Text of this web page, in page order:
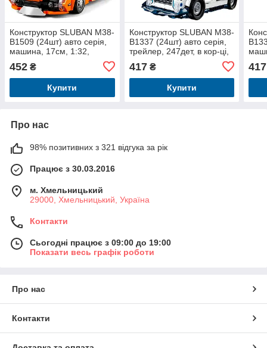
Конструктор SLUBAN M38-
B1509 (24шт) авто серія,
машина, 17см, 1:32,
фігурка, 267дет, в кор-ці,
30-19-7см
452 ₴
Купити
Конструктор SLUBAN M38-
B1337 (24шт) авто серія,
трейлер, 247дет, в кор-ці,
417₴
Купити
417
Про нас
98% позитивних з 321 відгука за рік
Працює з 30.03.2016
м. Хмельницький
29000, Хмельницький, Україна
Контакти
Сьогодні працює з 09:00 до 19:00
Показати весь графік роботи
Про нас
Контакти